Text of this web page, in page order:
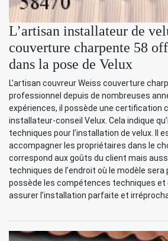
L’artisan installateur de
couverture charpente 58
dans la pose de Velux
L’artisan couvreur Weiss couverture
professionnel depuis de nombreuses
expériences, il possède une certification
installateur-conseil Velux. Cela indique
techniques pour l’installation de velux. Il
accompagner les propriétaires dans le
correspond aux goûts du client mais
techniques de l’endroit où le modèle sera
possède les compétences techniques et
assurer l’installation parfaite et